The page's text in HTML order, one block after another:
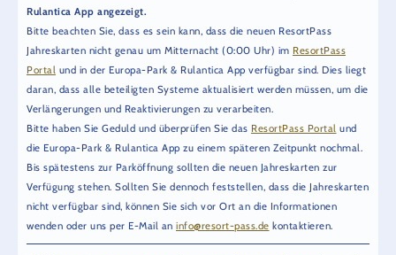
Rulantica App angezeigt.
Bitte beachten Sie, dass es sein kann, dass die neuen ResortPass
Jahreskarten nicht genau um Mitternacht (0:00 Uhr) im ResortPass
Portal und in der Europa-Park & Rulantica App verfügbar sind. Dies liegt
daran, dass alle beteiligten Systeme aktualisiert werden müssen, um die
Verlängerungen und Reaktivierungen zu verarbeiten.
Bitte haben Sie Geduld und überprüfen Sie das ResortPass Portal und
die Europa-Park & Rulantica App zu einem späteren Zeitpunkt nochmal.
Bis spätestens zur Parköffnung sollten die neuen Jahreskarten zur
Verfügung stehen. Sollten Sie dennoch feststellen, dass die Jahreskarten
nicht verfügbar sind, können Sie sich vor Ort an die Informationen
wenden oder uns per E-Mail an info@resort-pass.de kontaktieren.